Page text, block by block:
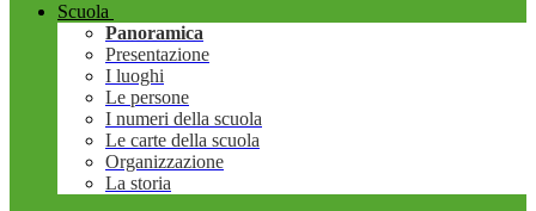
Scuola
Panoramica
Presentazione
I luoghi
Le persone
I numeri della scuola
Le carte della scuola
Organizzazione
La storia